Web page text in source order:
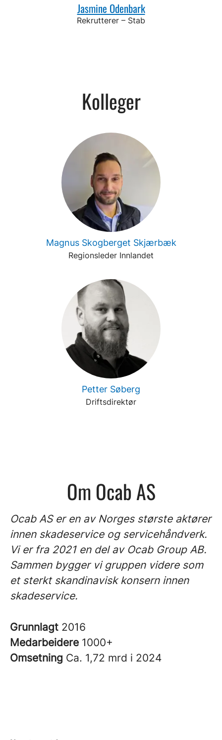
Jasmine Odenbark
Rekrutterer – Stab
Kolleger
Magnus Skogberget Skjærbæk
Regionsleder Innlandet
Petter Søberg
Driftsdirektør
Om Ocab AS
Ocab AS er en av Norges største aktører
innen skadeservice og servicehåndverk.
Vi er fra 2021 en del av Ocab Group AB.
Sammen bygger vi gruppen videre som
et sterkt skandinavisk konsern innen
skadeservice.
Grunnlagt 2016
Medarbeidere 1000+
Omsetning Ca. 1,72 mrd i 2024